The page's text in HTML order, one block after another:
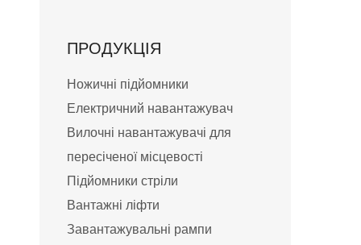
ПРОДУКЦІЯ
Ножичні підйомники
Електричний навантажувач
Вилочні навантажувачі для
пересіченої місцевості
Підйомники стріли
Вантажні ліфти
Завантажувальні рампи